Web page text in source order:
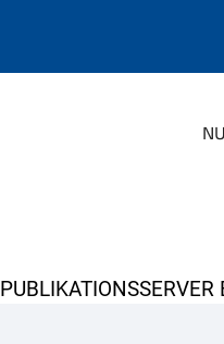
PUBLIKATIONSSERVER